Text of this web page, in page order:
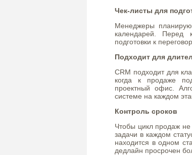
Чек-листы для
Менеджеры
календарей. Перед
подготовки к
Подходит для
CRM подходит для
когда к продаже
проектный офис.
системе на каждом
Контроль сроков
Чтобы цикл продаж
задачи в каждом
находится в одном
дедлайн просрочен